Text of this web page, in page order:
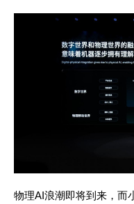
物理AI浪潮即将到来，而